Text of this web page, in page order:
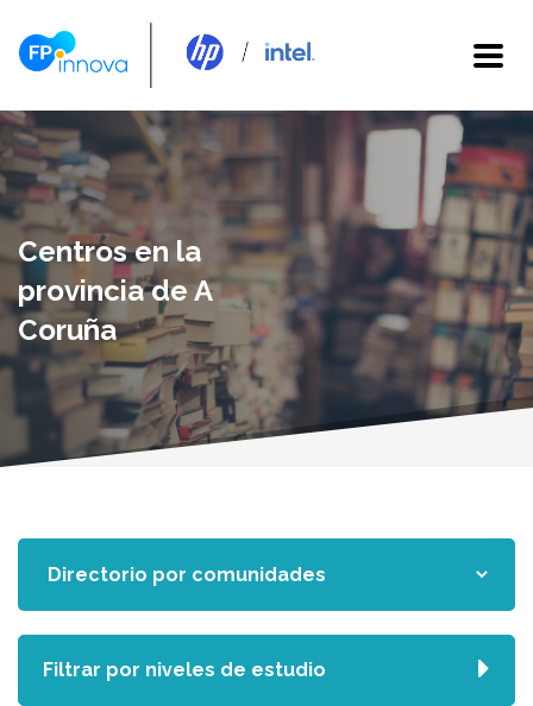
Centros en la
provincia de A
Coruña
Filtrar por niveles de estudio